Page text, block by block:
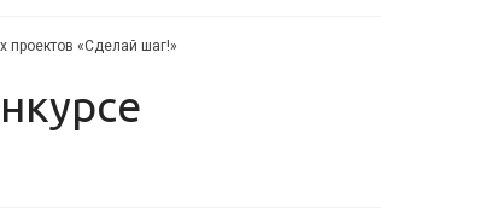
проектов «Сделай шаг!»